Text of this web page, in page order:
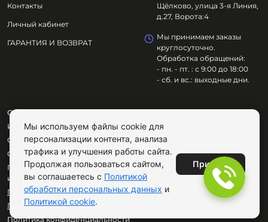
Контакты
Личный кабинет
ГАРАНТИЯ И ВОЗВРАТ
Щёлково, улица 3-я Линия,
д.27, Ворота:4
Мы принимаем заказы
круглосуточно.
Обработка обращений:
- пн. - пт. : с 9:00 до 18:00
- сб. и вс.: выходные дни.
ООО "ОЗДОРОВИТЕЛЬНЫЕ ТЕХНОЛОГИИ"
ИНН7801695614
ОГРН1217800029072
Сайт не является публичной офертой.
Продолжая пользоваться сайтом, вы соглашаетесь с
использованием cookie.
Публичная оферта
Пользовательское соглашение
Политика конфиденциальности
Мы используем файлы cookie для
персонализации контента, анализа
трафика и улучшения работы сайта.
Продолжая пользоваться сайтом,
вы соглашаетесь с Политикой
обработки персональных данных и
Политикой cookie.
Принять